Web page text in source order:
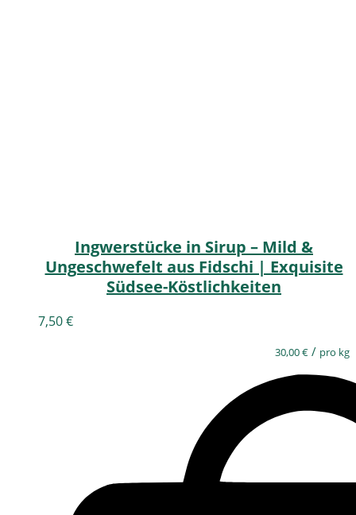
Ingwerstücke in Sirup – Mild &
Ungeschwefelt aus Fidschi | Exquisite
Südsee-Köstlichkeiten
7,50€
30,00€ / pro kg